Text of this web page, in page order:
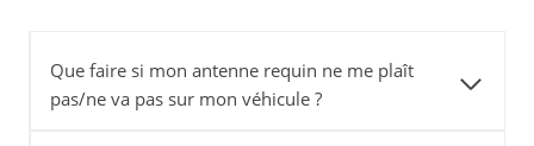
Que faire si mon antenne requin ne me plaît
pas/ne va pas sur mon véhicule ?